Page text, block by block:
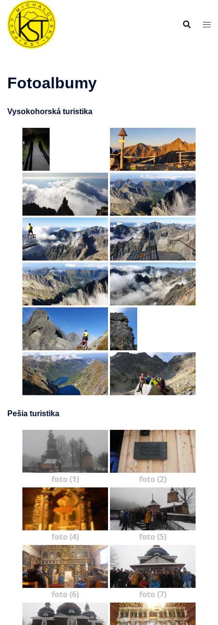
Preskočiť
obsah
Fotoalbumy
Vysokohorská turistika
Pešia turistika
foto (1) foto (2)
foto (4) foto (5)
foto (6) foto (7)